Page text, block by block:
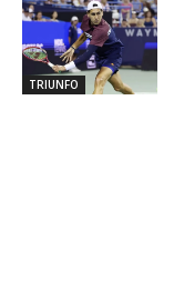
TRIUNFO